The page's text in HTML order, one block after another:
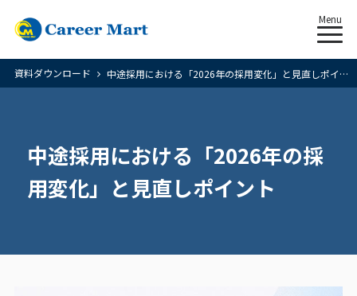
Menu
資料ダウンロード 中途採用における「2026年の採用変化」と見直しポイント
中途採用における「2026年の採
用変化」と見直しポイント